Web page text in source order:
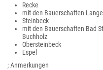
Recke
mit den Bauerschaften
Steinbeck
mit den Bauerschaften Bad
Buchholz
Obersteinbeck
Espel
; Anmerkungen